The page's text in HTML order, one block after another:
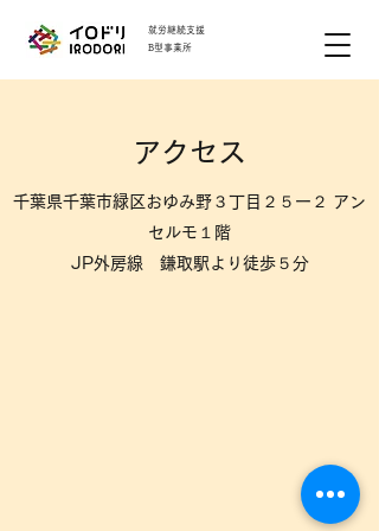
就労継続支援
B型事業所
アクセス
​千葉県千葉市緑区おゆみ野３丁目２５ー２ アン
セルモ１階
JP外房線 鎌取駅より徒歩５分